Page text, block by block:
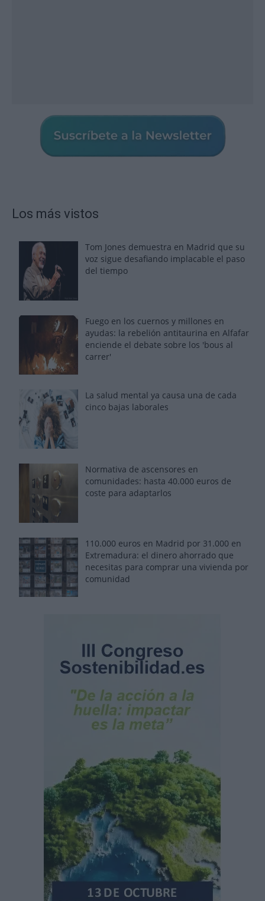
Los más vistos
Tom Jones demuestra en Madrid que su
voz sigue desafiando implacable el paso
del tiempo
Fuego en los cuernos y millones en
ayudas: la rebelión antitaurina en Alfafar
enciende el debate sobre los 'bous al
carrer'
La salud mental ya causa una de cada
cinco bajas laborales
Normativa de ascensores en
comunidades: hasta 40.000 euros de
coste para adaptarlos
110.000 euros en Madrid por 31.000 en
Extremadura: el dinero ahorrado que
necesitas para comprar una vivienda por
comunidad